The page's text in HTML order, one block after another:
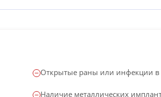
Открытые раны или инфекции в
Наличие металлических